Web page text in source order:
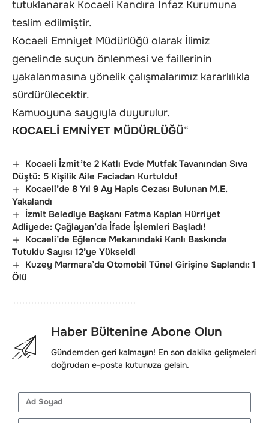
tutuklanarak Kocaeli Kandıra İnfaz Kurumuna
teslim edilmiştir.
Kocaeli Emniyet Müdürlüğü olarak İlimiz
genelinde suçun önlenmesi ve faillerinin
yakalanmasına yönelik çalışmalarımız kararlılıkla
sürdürülecektir.
Kamuoyuna saygıyla duyurulur.
KOCAELİ EMNİYET MÜDÜRLÜĞÜ“
Kocaeli İzmit’te 2 Katlı Evde Mutfak Tavanından Sıva
Düştü: 5 Kişilik Aile Faciadan Kurtuldu!
Kocaeli’de 8 Yıl 9 Ay Hapis Cezası Bulunan M.E.
Yakalandı
İzmit Belediye Başkanı Fatma Kaplan Hürriyet
Adliyede: Çağlayan’da İfade İşlemleri Başladı!
Kocaeli’de Eğlence Mekanındaki Kanlı Baskında
Tutuklu Sayısı 12’ye Yükseldi
Kuzey Marmara’da Otomobil Tünel Girişine Saplandı: 1
Ölü
Haber Bültenine Abone Olun
Gündemden geri kalmayın! En son dakika gelişmeleri
doğrudan e-posta kutunuza gelsin.